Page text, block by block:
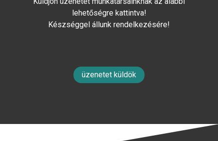
lehetőségre kattintva!
Készséggel állunk rendelkezésére!
üzenetet küldök